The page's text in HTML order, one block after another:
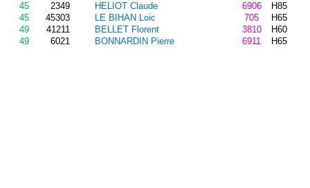
45
2349 HELIOT Claude 6906
H85
45
45303 LE BIHAN Loic 705
H65
49
41211 BELLET Florent 3810
H60
49
6021 BONNARDIN Pierre 6911 H65